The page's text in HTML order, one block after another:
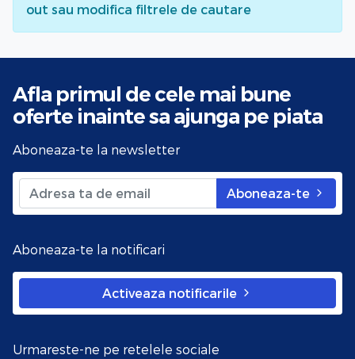
out sau modifica filtrele de cautare
Afla primul de cele mai bune
oferte inainte sa ajunga pe piata
Aboneaza-te la newsletter
Aboneaza-te
Aboneaza-te la notificari
Activeaza notificarile
Urmareste-ne pe retelele sociale